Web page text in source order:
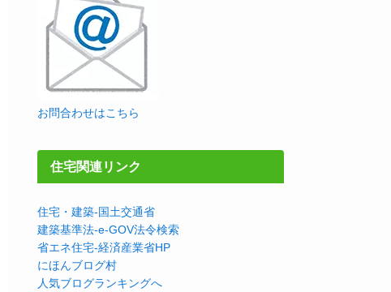
お問合わせはこちら
住宅関連リンク
住宅・建築-国土交通省
建築基準法-e-GOV法令検索
省エネ住宅-経済産業省HP
にほんブログ村
人気ブログランキングへ